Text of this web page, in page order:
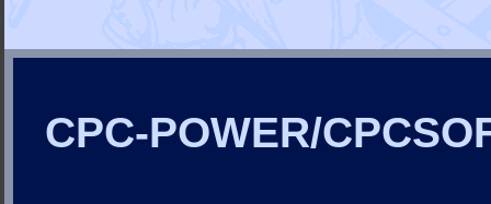
CPC-POWER/